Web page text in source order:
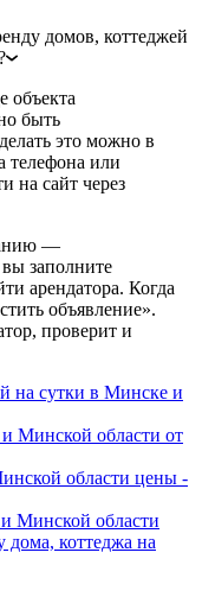
домов, коттеджей
объекта
быть
это можно в
телефона или
на сайт через
—
заполните
арендатора. Когда
объявление».
проверит и
на сутки в Минске и
Минской области от
области цены -
Минской области
дома, коттеджа на